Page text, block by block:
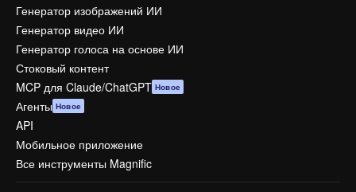
Генератор изображений ИИ
Генератор видео ИИ
Генератор голоса на основе ИИ
Стоковый контент
MCP для Claude/ChatGPT Новое
Агенты Новое
API
Мобильное приложение
Все инструменты Magnific